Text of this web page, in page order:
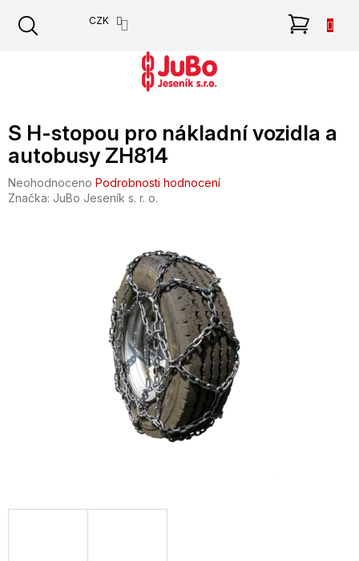
obsah
CZK
S H-stopou pro nákladní vozidla a
autobusy ZH814
Průměrné
hodnocení
Neohodnoceno Podrobnosti hodnocení
Značka: JuBo Jeseník s. r. o.